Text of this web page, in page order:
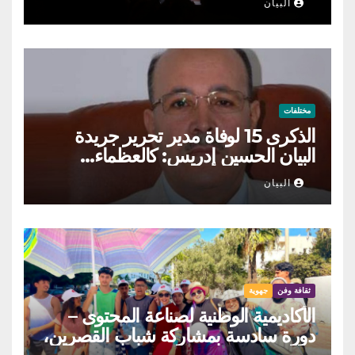
البيان
مختلفات
الذكرى 15 لوفاة مدير تحرير جريدة
البيان الحسين إدريس: كالعظماء…
عاش شامخا ورحل واقفا
البيان
ثقافة وفن جهوية
الأكاديمية الوطنية لصناعة المحتوى –
دورة سادسة بمشاركة شباب القصرين،